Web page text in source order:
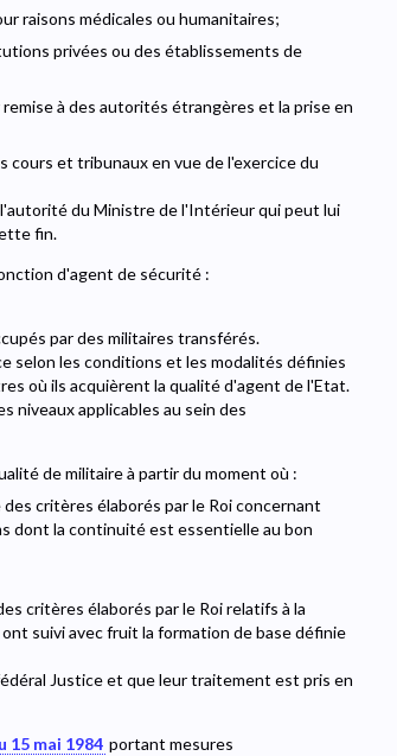
raisons médicales ou humanitaires;
privées ou des établissements de
à des autorités étrangères et la prise en
cours et tribunaux en vue de l'exercice du
du Ministre de l'Intérieur qui peut lui
fin.
d'agent de sécurité :
par des militaires transférés.
selon les conditions et les modalités définies
où ils acquièrent la qualité d'agent de l'Etat.
niveaux applicables au sein des
de militaire à partir du moment où :
critères élaborés par le Roi concernant
dont la continuité est essentielle au bon
critères élaborés par le Roi relatifs à la
suivi avec fruit la formation de base définie
Justice et que leur traitement est pris en
15 mai 1984 portant mesures